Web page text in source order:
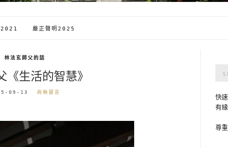
2021 嚴正聲明2025
林法玄師父的話
《生活的智慧》
09-13 尚無留言
快
有
尊